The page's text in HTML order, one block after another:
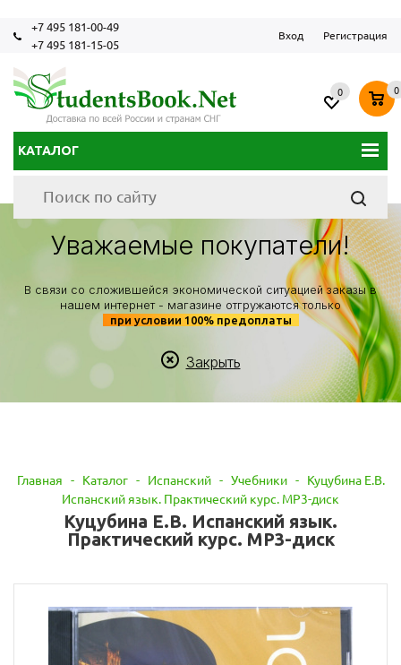
+7 495 181-00-49
+7 495 181-15-05
Вход Регистрация
КАТАЛОГ
0 0
Уважаемые покупатели!
В связи со сложившейся экономической ситуацией заказы в
нашем интернет - магазине отгружаются только
при условии 100% предоплаты
Закрыть
Главная - Каталог - Испанский - Учебники - Куцубина Е.В.
Испанский язык. Практический курс. MP3-диск
Куцубина Е.В. Испанский язык.
Практический курс. MP3-диск